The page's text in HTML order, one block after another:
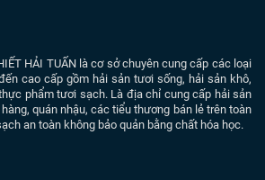
HẢI TUẤN là cơ sở chuyên cung cấp các loại
cao cấp gồm hải sản tươi sống, hải sản khô,
phẩm tươi sạch. Là địa chỉ cung cấp hải sản
quán nhậu, các tiểu thương bán lẻ trên toàn
an toàn không bảo quản bằng chất hóa học.